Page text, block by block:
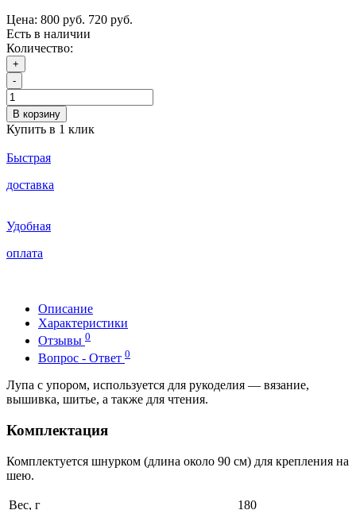
Цена: 800 руб. 720 руб.
Есть в наличии
Количество:
+
-
В корзину
Купить в 1 клик
Быстрая
доставка
Удобная
оплата
Описание
Характеристики
Отзывы 0
Вопрос - Ответ 0
Лупа с упором, используется для рукоделия — вязание,
вышивка, шитье, а также для чтения.
Комплектация
Комплектуется шнурком (длина около 90 см) для крепления на
шею.
Вес, г 180